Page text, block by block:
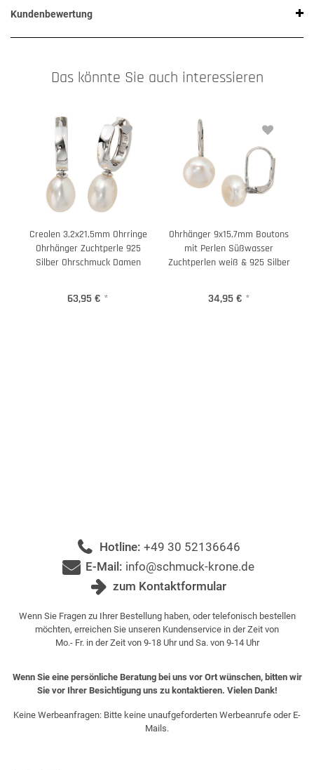
Kundenbewertung
Das könnte Sie auch interessieren
Creolen 3,2x21,5mm Ohrringe
Ohrhänger Zuchtperle 925
Silber Ohrschmuck Damen
63,95 € *
Ohrhänger 9x15,7mm Boutons
mit Perlen Süßwasser
Zuchtperlen weiß & 925 Silber
34,95 € *
Hotline: +49 30 52136646
E-Mail: info@schmuck-krone.de
zum Kontaktformular
Wenn Sie Fragen zu Ihrer Bestellung haben, oder telefonisch bestellen
möchten, erreichen Sie unseren Kundenservice in der Zeit von
Mo.- Fr. in der Zeit von 9-18 Uhr und Sa. von 9-14 Uhr
Wenn Sie eine persönliche Beratung bei uns vor Ort wünschen, bitten wir
Sie vor Ihrer Besichtigung uns zu kontaktieren. Vielen Dank!
Keine Werbeanfragen: Bitte keine unaufgeforderten Werbeanrufe oder E-
Mails.